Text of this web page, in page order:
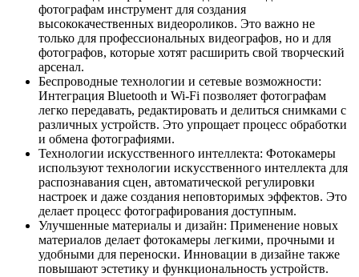
фотографам инструмент для создания
высококачественных видеороликов. Это важно не
только для профессиональных видеографов, но и для
фотографов, которые хотят расширить свой творческий
арсенал.
Беспроводные технологии и сетевые возможности:
Интеграция Bluetooth и Wi-Fi позволяет фотографам
легко передавать, редактировать и делиться снимками с
различных устройств. Это упрощает процесс обработки
и обмена фотографиями.
Технологии искусственного интеллекта: Фотокамеры
используют технологии искусственного интеллекта для
распознавания сцен, автоматической регулировки
настроек и даже создания неповторимых эффектов. Это
делает процесс фотографирования доступным.
Улучшенные материалы и дизайн: Применение новых
материалов делает фотокамеры легкими, прочными и
удобными для переноски. Инновации в дизайне также
повышают эстетику и функциональность устройств.